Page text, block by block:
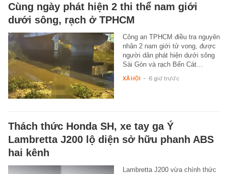
Cùng ngày phát hiện 2 thi thể nam giới
dưới sông, rạch ở TPHCM
Công an TPHCM điều tra nguyên
nhân 2 nam giới tử vong, được
người dân phát hiện dưới sông
Sài Gòn và rạch Bến Cát…
XÃ HỘI - 6 giờ trước
Thách thức Honda SH, xe tay ga Ý
Lambretta J200 lộ diện sở hữu phanh ABS
hai kênh
Lambretta J200 vừa chính thức